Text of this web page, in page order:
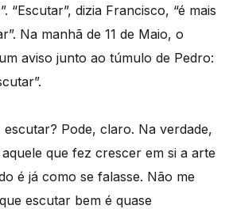
“Escutar”, dizia Francisco, “é mais
Na manhã de 11 de Maio, o
aviso junto ao túmulo de Pedro:
Pode, claro. Na verdade,
que fez crescer em si a arte
é já como se falasse. Não me
escutar bem é quase